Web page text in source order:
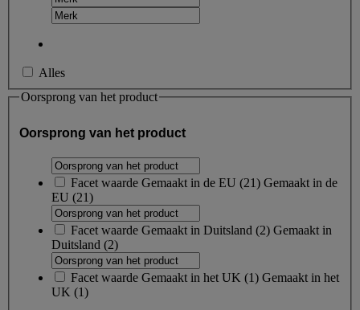
Alles
Oorsprong van het product
Oorsprong van het product
Facet waarde Gemaakt in de EU (21) Gemaakt in de
EU (21)
Facet waarde Gemaakt in Duitsland (2) Gemaakt in
Duitsland (2)
Facet waarde Gemaakt in het UK (1) Gemaakt in het
UK (1)